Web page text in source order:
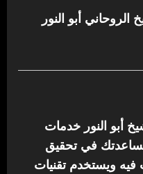
الروحاني أبو النور
أبو النور خدمات
في تحقيق
ويستخدم تقنيات